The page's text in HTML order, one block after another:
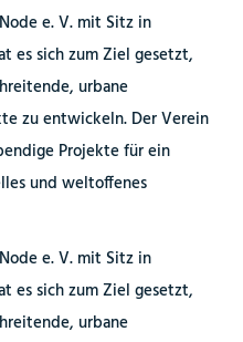
e. V. mit Sitz in
es sich zum Ziel gesetzt,
urbane
zu entwickeln. Der Verein
Projekte für ein
und weltoffenes
e. V. mit Sitz in
es sich zum Ziel gesetzt,
urbane